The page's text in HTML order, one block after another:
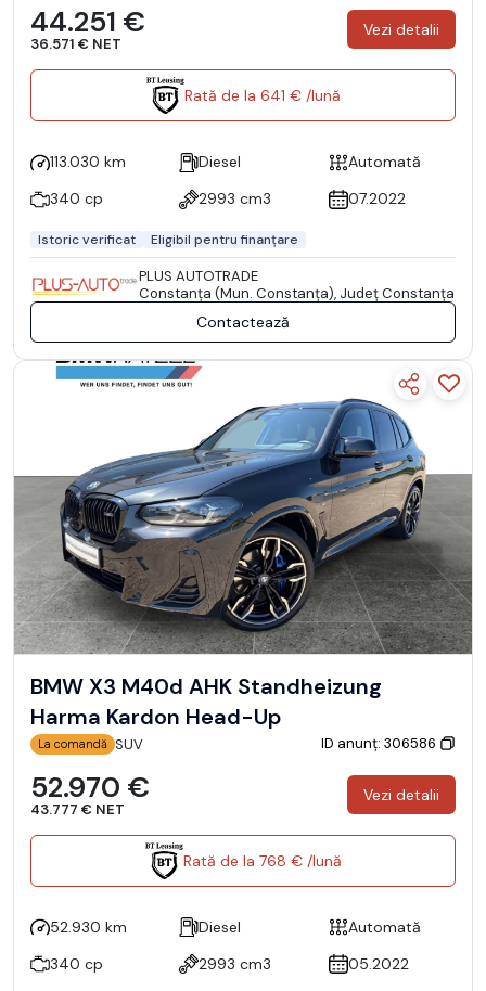
44.251 €
36.571 € NET
Vezi detalii
Rată de la 641 € /lună
113.030 km Diesel
Automată
340 cp
2993 cm3 07.2022
Istoric verificat Eligibil pentru finanțare
PLUS AUTOTRADE
Constanţa (Mun. Constanţa), Județ Constanţa
Contactează
BMW X3 M40d AHK Standheizung
Harma Kardon Head-Up
La comandă SUV ID anunț: 306586
52.970 €
43.777 € NET
Vezi detalii
Rată de la 768 € /lună
52.930 km Diesel
Automată
340 cp
2993 cm3 05.2022